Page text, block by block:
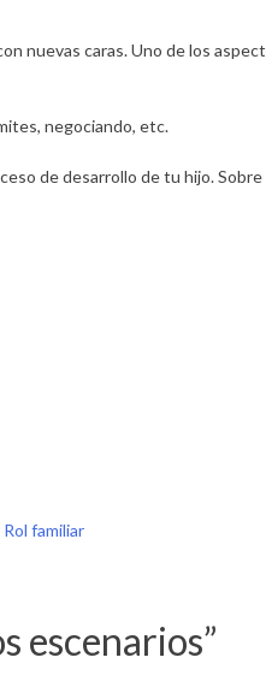
caras. Uno de los
negociando, etc.
de desarrollo de tu hijo.
Rol familiar
escenarios”